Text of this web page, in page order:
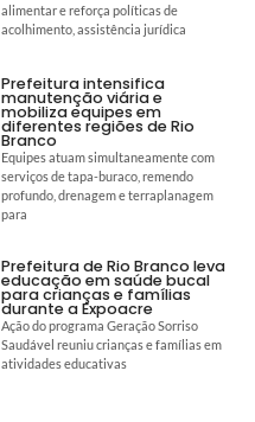
alimentar e reforça políticas de
acolhimento, assistência jurídica
Prefeitura intensifica
manutenção viária e
mobiliza equipes em
diferentes regiões de Rio
Branco
Equipes atuam simultaneamente com
serviços de tapa-buraco, remendo
profundo, drenagem e terraplanagem
para
Prefeitura de Rio Branco leva
educação em saúde bucal
para crianças e famílias
durante a Expoacre
Ação do programa Geração Sorriso
Saudável reuniu crianças e famílias em
atividades educativas